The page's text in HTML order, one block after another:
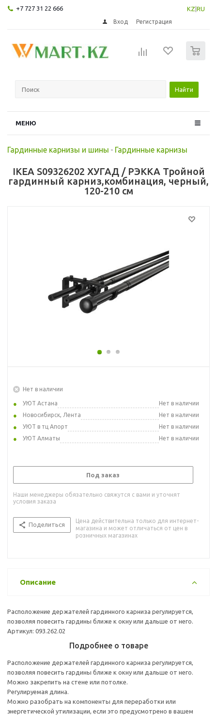
+7 727 31 22 666 KZ RU
Вход Регистрация
Найти
МЕНЮ
Гардинные карнизы и шины - Гардинные карнизы
IKEA S09326202 ХУГАД / РЭККА Тройной
гардинный карниз,комбинация, черный,
120-210 см
Нет в наличии
УЮТ Астана
Нет в наличии
Новосибирск, Лента
Нет в наличии
УЮТ в тц Апорт
Нет в наличии
УЮТ Алматы
Нет в наличии
Под заказ
Наши менеджеры обязательно свяжутся с вами и уточнят
условия заказа
Поделиться
Цена действительна только для интернет-
магазина и может отличаться от цен в
розничных магазинах
Описание
Расположение держателей гардинного карниза регулируется,
позволяя повесить гардины ближе к окну или дальше от него.
Артикул: 093.262.02
Подробнее о товаре
Расположение держателей гардинного карниза регулируется,
позволяя повесить гардины ближе к окну или дальше от него.
Можно закрепить на стене или потолке.
Регулируемая длина.
Можно разобрать на компоненты для переработки или
энергетической утилизации, если это предусмотрено в вашем